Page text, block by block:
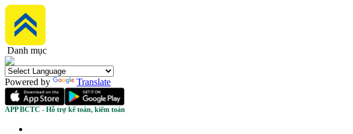
Danh mục
Powered by Translate
APP BCTC - Hỗ trợ kế toán, kiểm toán